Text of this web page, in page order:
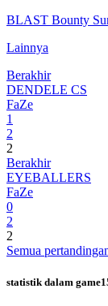
BLAST Bounty
Lainnya
Berakhir
DENDELE CS
FaZe
1
2
2
Berakhir
EYEBALLERS
FaZe
0
2
2
Semua
statistik dalam game